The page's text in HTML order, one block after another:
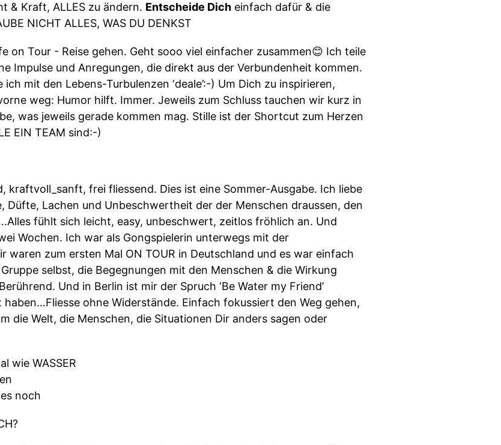
& Kraft, ALLES zu ändern. Entscheide Dich einfach dafür & die
NICHT ALLES, WAS DU DENKST
on Tour - Reise gehen. Geht sooo viel einfacher zusammen😊 Ich teile
Impulse und Anregungen, die direkt aus der Verbundenheit kommen.
mit den Lebens-Turbulenzen ‘deale’:-) Um Dich zu inspirieren,
weg: Humor hilft. Immer. Jeweils zum Schluss tauchen wir kurz in
was jeweils gerade kommen mag. Stille ist der Shortcut zum Herzen
EIN TEAM sind:-)
kraftvoll_sanft, frei fliessend. Dies ist eine Sommer-Ausgabe. Ich liebe
Düfte, Lachen und Unbeschwertheit der der Menschen draussen, den
fühlt sich leicht, easy, unbeschwert, zeitlos fröhlich an. Und
Wochen. Ich war als Gongspielerin unterwegs mit der
waren zum ersten Mal ON TOUR in Deutschland und es war einfach
selbst, die Begegnungen mit den Menschen & die Wirkung
Und in Berlin ist mir der Spruch ‘Be Water my Friend’
ohne Widerstände. Einfach fokussiert den Weg gehen,
die Welt, die Menschen, die Situationen Dir anders sagen oder
wie WASSER
noch